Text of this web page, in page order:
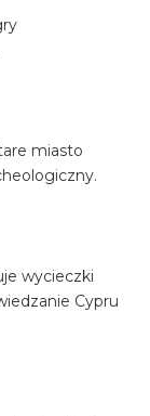
miasto
wycieczki
Cypru